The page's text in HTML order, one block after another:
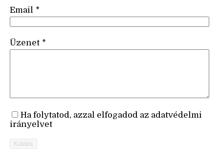
Email *
Üzenet *
Ha folytatod, azzal elfogadod az adatvédelmi
irányelvet
Küldés